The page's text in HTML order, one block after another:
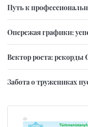
Путь к
Опережая графики:
Вектор роста:
Забота о тружениках